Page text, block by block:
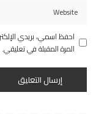
احفظ اسمي، بريدي
المرة المقبلة في تعليقي.